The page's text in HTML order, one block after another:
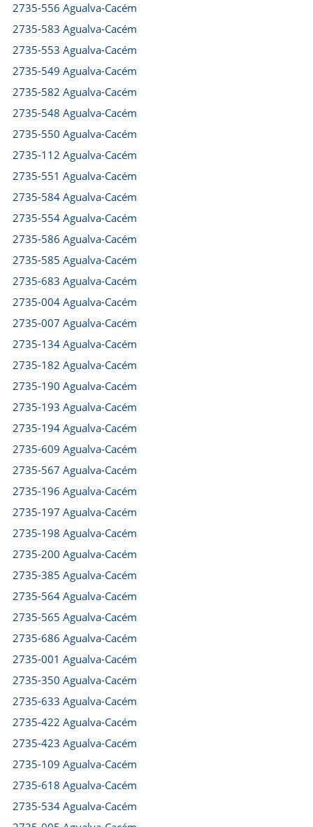
2735-556 Agualva-Cacém
2735-583 Agualva-Cacém
2735-553 Agualva-Cacém
2735-549 Agualva-Cacém
2735-582 Agualva-Cacém
2735-548 Agualva-Cacém
2735-550 Agualva-Cacém
2735-112 Agualva-Cacém
2735-551 Agualva-Cacém
2735-584 Agualva-Cacém
2735-554 Agualva-Cacém
2735-586 Agualva-Cacém
2735-585 Agualva-Cacém
2735-683 Agualva-Cacém
2735-004 Agualva-Cacém
2735-007 Agualva-Cacém
2735-134 Agualva-Cacém
2735-182 Agualva-Cacém
2735-190 Agualva-Cacém
2735-193 Agualva-Cacém
2735-194 Agualva-Cacém
2735-609 Agualva-Cacém
2735-567 Agualva-Cacém
2735-196 Agualva-Cacém
2735-197 Agualva-Cacém
2735-198 Agualva-Cacém
2735-200 Agualva-Cacém
2735-385 Agualva-Cacém
2735-564 Agualva-Cacém
2735-565 Agualva-Cacém
2735-686 Agualva-Cacém
2735-001 Agualva-Cacém
2735-350 Agualva-Cacém
2735-633 Agualva-Cacém
2735-422 Agualva-Cacém
2735-423 Agualva-Cacém
2735-109 Agualva-Cacém
2735-618 Agualva-Cacém
2735-534 Agualva-Cacém